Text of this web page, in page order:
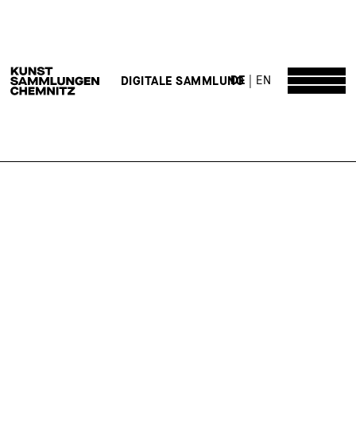
DE EN
DIGITALE SAMMLUNG